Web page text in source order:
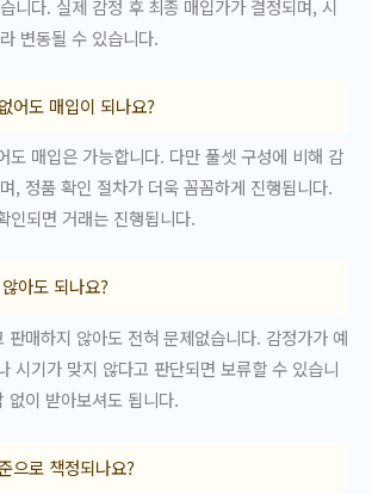
니다. 실제 감정 후 최종 매입가가 결정되며, 시
변동될 수 있습니다.
어도 매입이 되나요?
도 매입은 가능합니다. 다만 풀셋 구성에 비해 감
, 정품 확인 절차가 더욱 꼼꼼하게 진행됩니다.
인되면 거래는 진행됩니다.
아도 되나요?
판매하지 않아도 전혀 문제없습니다. 감정가가 예
시기가 맞지 않다고 판단되면 보류할 수 있습니
없이 받아보셔도 됩니다.
으로 책정되나요?